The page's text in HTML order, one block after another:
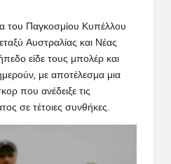
του Παγκοσμίου Κυπέλλου
Αυστραλίας και Νέας
είδε τους μπολέρ και
με αποτέλεσμα μια
που ανέδειξε τις
σε τέτοιες συνθήκες.